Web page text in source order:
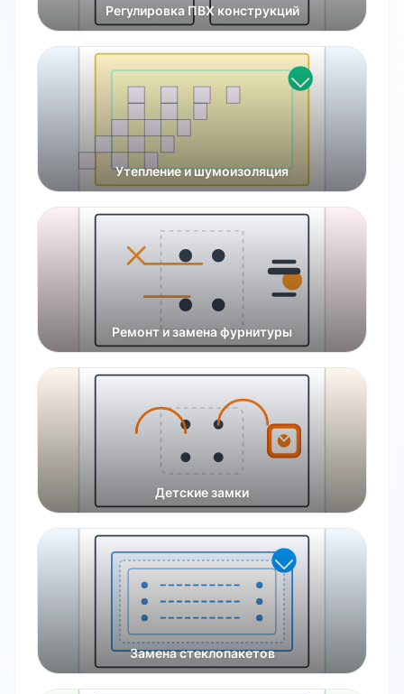
Регулировка ПВХ конструкций
Утепление и шумоизоляция
Ремонт и замена фурнитуры
Детские замки
Замена стеклопакетов